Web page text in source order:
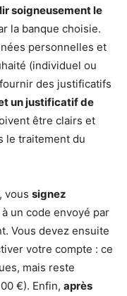
soigneusement le
la banque choisie.
personnelles et
(individuel ou
des justificatifs
un justificatif de
être clairs et
le traitement du
vous signez
un code envoyé par
Vous devez ensuite
votre compte : ce
mais reste
€). Enfin, après